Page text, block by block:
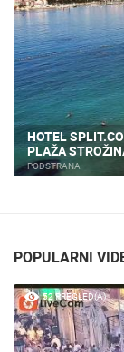
HOTEL
PLAŽA
PODSTRANA
POPULARNI
52 PREGLED(A)